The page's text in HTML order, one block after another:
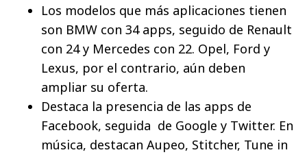
Los modelos que más aplicaciones tienen
son BMW con 34 apps, seguido de Renault
con 24 y Mercedes con 22. Opel, Ford y
Lexus, por el contrario, aún deben
ampliar su oferta.
Destaca la presencia de las apps de
Facebook, seguida de Google y Twitter. En
música, destacan Aupeo, Stitcher, Tune in